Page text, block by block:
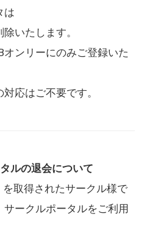
は
いたします。
オンリーにのみご登録いた
応はご不要です。
ルの退会について
を取得されたサークル様で
ークルポータルをご利用